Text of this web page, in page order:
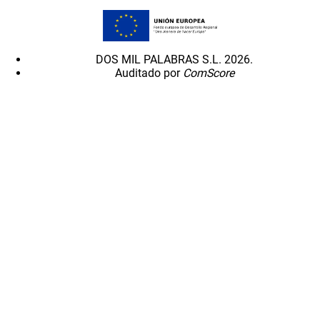
DOS MIL PALABRAS S.L. 2026.
Auditado por ComScore